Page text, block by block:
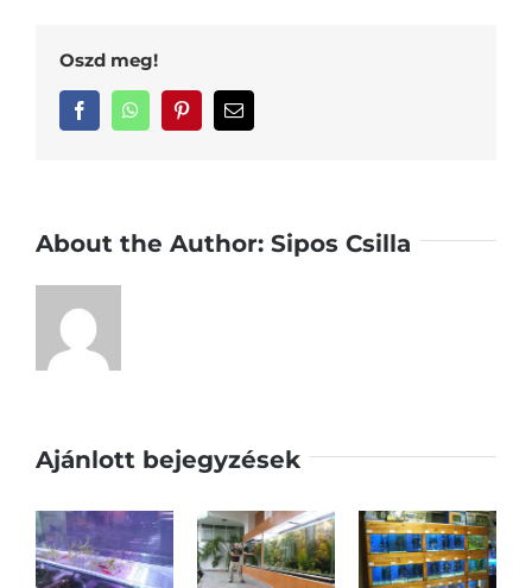
Oszd meg!
FacebookWhatsAppPinterestEmail:
About the Author: Sipos Csilla
Ajánlott bejegyzések